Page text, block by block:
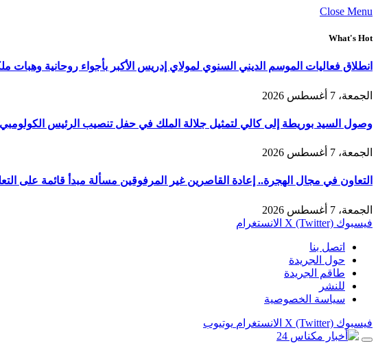
Close Menu
What's Hot
انطلاق فعاليات الموسم الديني السنوي لمولاي إدريس الأكبر بأجواء روحانية وهبات
الجمعة، 7 أغسطس 2026
وصول السيد بوريطة إلى كالي لتمثيل جلالة الملك في حفل تنصيب الرئيس الكولومبي
الجمعة، 7 أغسطس 2026
التعاون في مجال الهجرة.. إعادة القاصرين غير المرفوقين مسألة مبدأ قائمة على
الجمعة، 7 أغسطس 2026
فيسبوك X (Twitter) الانستغرام
اتصل بنا
حول الجريدة
طاقم الجريدة
للنشر
سياسة الخصوصية
فيسبوك X (Twitter) الانستغرام يوتيوب